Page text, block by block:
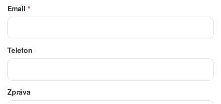
Email *
Telefon
Zpráva